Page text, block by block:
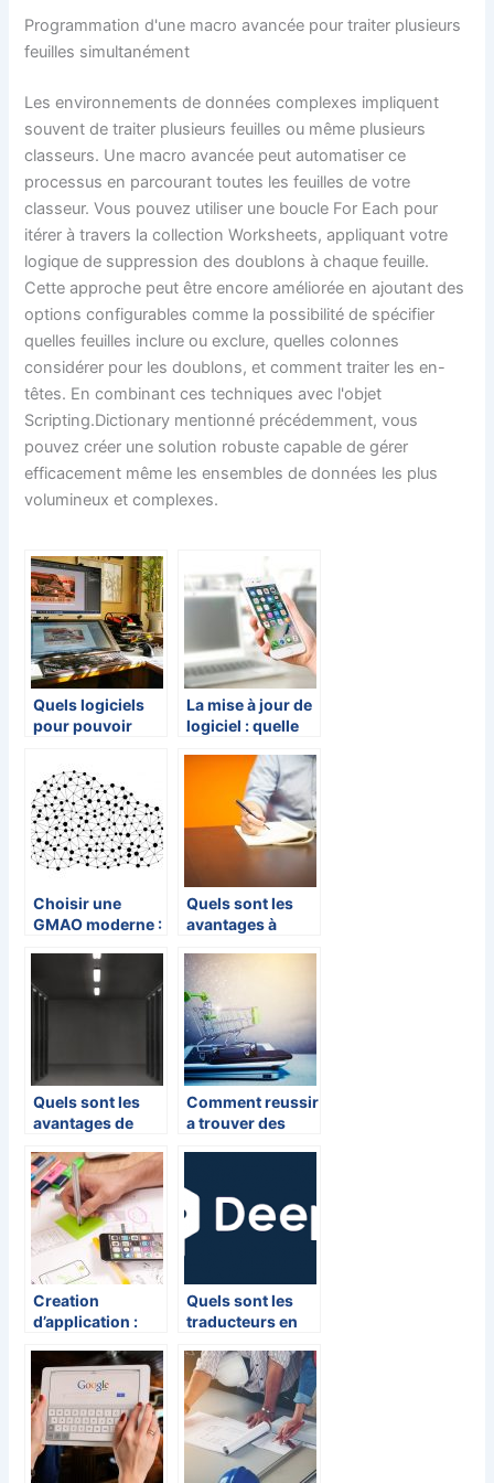
Programmation d'une macro avancée pour traiter plusieurs
feuilles simultanément
Les environnements de données complexes impliquent
souvent de traiter plusieurs feuilles ou même plusieurs
classeurs. Une macro avancée peut automatiser ce
processus en parcourant toutes les feuilles de votre
classeur. Vous pouvez utiliser une boucle For Each pour
itérer à travers la collection Worksheets, appliquant votre
logique de suppression des doublons à chaque feuille.
Cette approche peut être encore améliorée en ajoutant des
options configurables comme la possibilité de spécifier
quelles feuilles inclure ou exclure, quelles colonnes
considérer pour les doublons, et comment traiter les en-
têtes. En combinant ces techniques avec l'objet
Scripting.Dictionary mentionné précédemment, vous
pouvez créer une solution robuste capable de gérer
efficacement même les ensembles de données les plus
volumineux et complexes.
Quels logiciels
pour pouvoir
modifications
sur les photos ?
La mise à jour de
logiciel : quelle
Choisir une
GMAO moderne :
expérience
utilisateur
Quels sont les
avantages à
logiciels pour
son marketing ?
Quels sont les
avantages de
d’un serveur
dédié ?
Comment reussir
a trouver des
Creation
d’application :
outils
interessants
sans recourir a
un developpeur
Quels sont les
traducteurs en
en vogue ?